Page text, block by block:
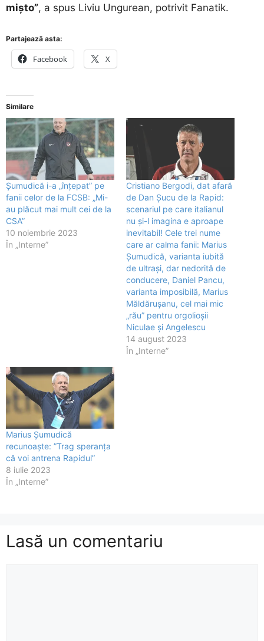
mișto”, a spus Liviu Ungurean, potrivit Fanatik.
Partajează asta:
Facebook X
Similare
Șumudică i-a „înțepat” pe
fanii celor de la FCSB: „Mi-
au plăcut mai mult cei de la
CSA”
10 noiembrie 2023
În „Interne”
Cristiano Bergodi, dat afară
de Dan Șucu de la Rapid:
scenariul pe care italianul
nu și-l imagina e aproape
inevitabil! Cele trei nume
care ar calma fanii: Marius
Șumudică, varianta iubită
de ultrași, dar nedorită de
conducere, Daniel Pancu,
varianta imposibilă, Marius
Măldărușanu, cel mai mic
„rău” pentru orgolioșii
Niculae și Angelescu
14 august 2023
În „Interne”
Marius Șumudică
recunoaște: ”Trag speranța
că voi antrena Rapidul”
8 iulie 2023
În „Interne”
Lasă un comentariu